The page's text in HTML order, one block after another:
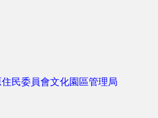
民委員會文化園區管理局